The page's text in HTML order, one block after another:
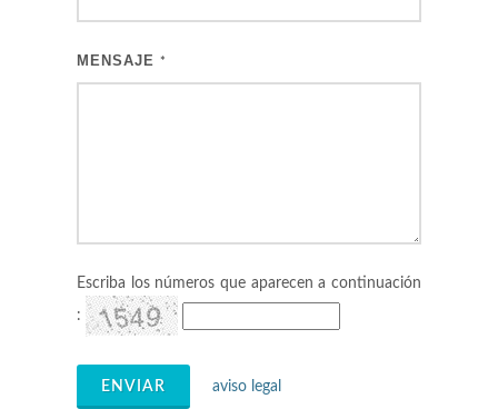
MENSAJE *
Escriba los números que aparecen a continuación
:
ENVIAR aviso legal